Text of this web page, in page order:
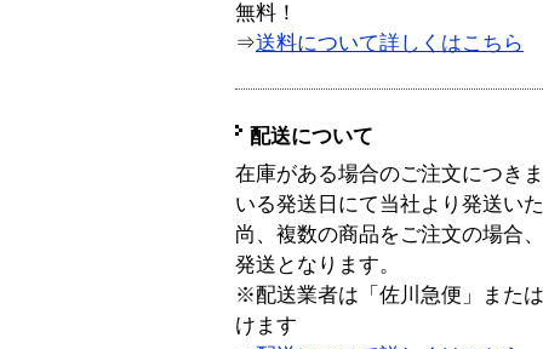
無料！
⇒送料について詳しくはこちら
配送について
在庫がある場合のご注文につき
いる発送日にて当社より発送い
尚、複数の商品をご注文の場合
発送となります。
※配送業者は「佐川急便」また
けます